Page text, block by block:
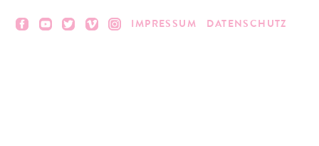
IMPRESSUM DATENSCHUTZ